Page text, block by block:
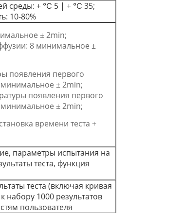
среды: + ℃ 5 | + ℃ 35;
10-80%
± 2min;
8 минимальное ±
появления первого
± 2min;
появления первого
± 2min;
времени теста +
параметры испытания на
теста, функция
теста (включая кривая
набору 1000 результатов
пользователя